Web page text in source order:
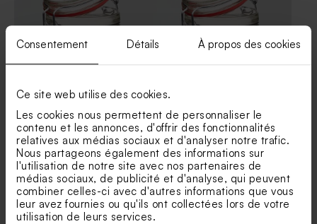
Consentement Détails À propos des cookies
Ce site web utilise des cookies.
Les cookies nous permettent de personnaliser le
contenu et les annonces, d'offrir des fonctionnalités
relatives aux médias sociaux et d'analyser notre trafic.
Nous partageons également des informations sur
l'utilisation de notre site avec nos partenaires de
médias sociaux, de publicité et d'analyse, qui peuvent
combiner celles-ci avec d'autres informations que vous
leur avez fournies ou qu'ils ont collectées lors de votre
utilisation de leurs services.
Sticker tube à bulles jardin
romantique
Carte remerciement
naissance jardin romantique
Sticker naissance rond
grande bonbonnière douces
fleurs
Sticker autocollant grande
bonbonnière aquarelle rose